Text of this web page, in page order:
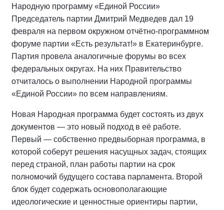
Народную программу «Единой России»
Председатель партии Дмитрий Медведев дал 19
февраля на первом окружном отчётно-программном
форуме партии «Есть результат!» в Екатеринбурге.
Партия провела аналогичные форумы во всех
федеральных округах. На них Правительство
отчиталось о выполнении Народной программы
«Единой России» по всем направлениям.
Новая Народная программа будет состоять из двух
документов — это новый подход в её работе.
Первый — собственно предвыборная программа, в
которой соберут решения насущных задач, стоящих
перед страной, план работы партии на срок
полномочий будущего состава парламента. Второй
блок будет содержать основополагающие
идеологические и ценностные ориентиры партии,